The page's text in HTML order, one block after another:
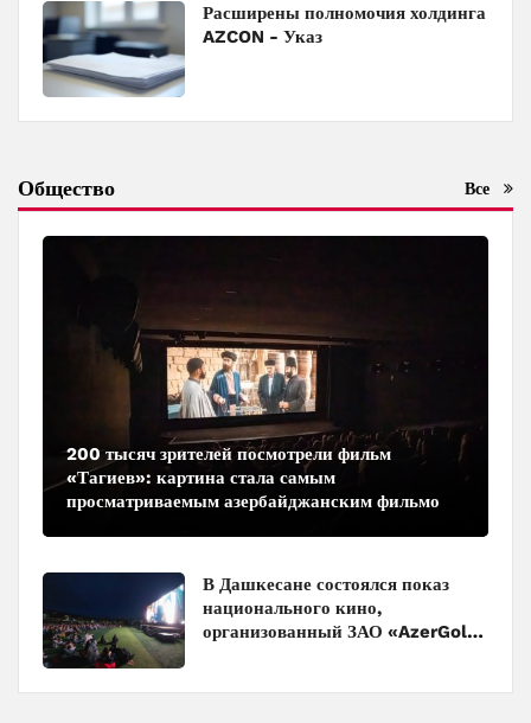
Расширены полномочия холдинга
AZCON - Указ
Общество Все
200 тысяч зрителей посмотрели фильм
«Тагиев»: картина стала самым
просматриваемым азербайджанским фильмом
В Дашкесане состоялся показ
национального кино,
организованный ЗАО «AzerGold»